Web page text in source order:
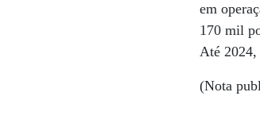
em
170 mil
Até
(Nota